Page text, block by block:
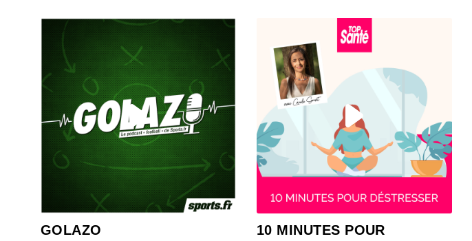
GOLAZO
10 MINUTES POUR